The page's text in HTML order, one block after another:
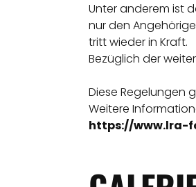
Unter anderem ist
nur den
tritt wieder in Kraft.
Bezüglich der
Diese Regelungen
Weitere
https://www.lra-